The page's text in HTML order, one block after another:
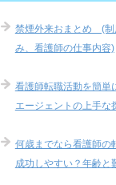
禁煙外来おまとめ (制
み、看護師の仕事内容)
看護師転職活動を簡単
エージェントの上手な
何歳までなら看護師の
成功しやすい？年齢と